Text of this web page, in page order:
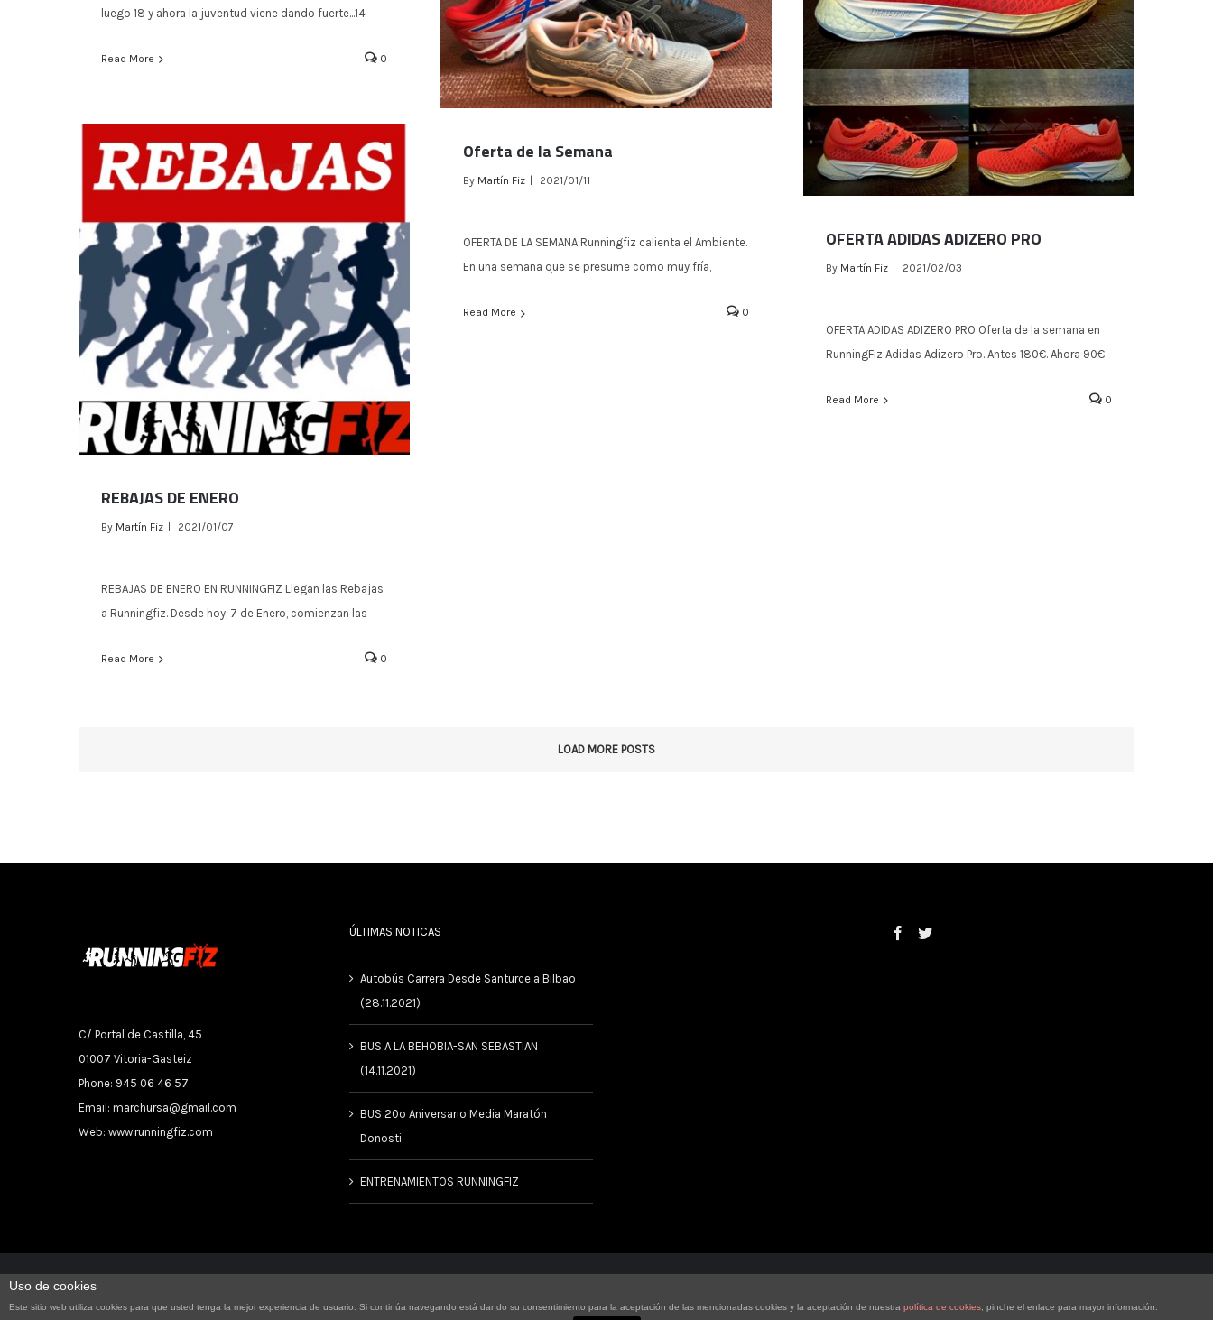
luego 18 y ahora la juventud viene dando fuerte...14
Read More 0
OFERTA ADIDAS ADIZERO PRO
By Martín Fiz | 2021/02/03
OFERTA ADIDAS ADIZERO PRO Oferta de la semana en
RunningFiz Adidas Adizero Pro. Antes 180€. Ahora 90€
Read More 0
Oferta de la Semana
By Martín Fiz 2021/01/11
OFERTA DE LA SEMANA Runningfiz calienta el Ambiente.
En una semana que se presume como muy fría,
Read More 0
REBAJAS DE ENERO
By Martín Fiz | 2021/01/07
REBAJAS DE ENERO EN RUNNINGFIZ Llegan las Rebajas
a Runningfiz. Desde hoy, 7 de Enero, comienzan las
Read More 0
LOAD MORE POSTS
C/ Portal de Castilla, 45
01007 Vitoria-Gasteiz
Phone: 945 06 46 57
Email: marchursa@gmail.com
Web: www.runningfiz.com
ÚLTIMAS NOTICAS
Autobús Carrera Desde Santurce a Bilbao
(28.11.2021)
BUS A LA BEHOBIA-SAN SEBASTIAN
(14.11.2021)
BUS 20º Aniversario Media Maratón
Donosti
ENTRENAMIENTOS RUNNINGFIZ
Uso de cookies
Este sitio web utiliza cookies para que usted tenga la mejor experiencia de usuario. Si continúa navegando está dando su consentimiento para la aceptación de las mencionadas cookies y la aceptación de nuestra política de cookies , pinche el enlace para mayor información.